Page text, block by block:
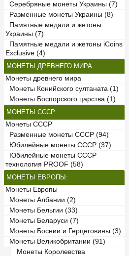
Серебряные монеты Украины (7)
Разменные монеты Украины (8)
Памятные медали и жетоны
Украины (7)
Памятные медали и жетоны iCoins
Exclusive (4)
МОНЕТЫ ДРЕВНЕГО МИРА:
Монеты древнего мира
Монеты Конийского султаната (1)
Монеты Боспорского царства (1)
МОНЕТЫ СССР:
Монеты СССР
Разменные монеты СССР (94)
Юбилейные монеты СССР (37)
Юбилейные монеты СССР
технология PROOF (58)
МОНЕТЫ ЕВРОПЫ:
Монеты Европы
Монеты Албании (2)
Монеты Бельгии (33)
Монеты Беларуси (7)
Монеты Боснии и Герцеговины (3)
Монеты Великобритании (91)
Монеты Королевства